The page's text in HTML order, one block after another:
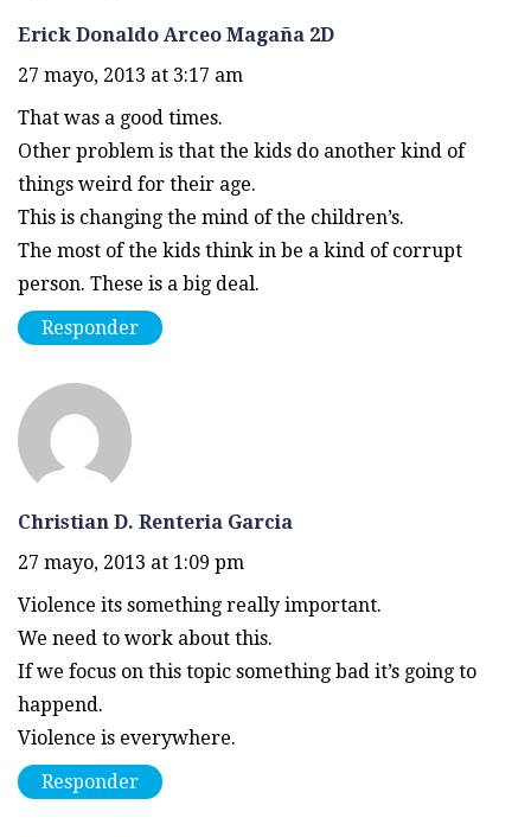
Erick Donaldo Arceo Magaña 2D
27 mayo, 2013 at 3:17 am
That was a good times.
Other problem is that the kids do another kind of
things weird for their age.
This is changing the mind of the children’s.
The most of the kids think in be a kind of corrupt
person. These is a big deal.
Responder
Christian D. Renteria Garcia
27 mayo, 2013 at 1:09 pm
Violence its something really important.
We need to work about this.
If we focus on this topic something bad it’s going to
happend.
Violence is everywhere.
Responder